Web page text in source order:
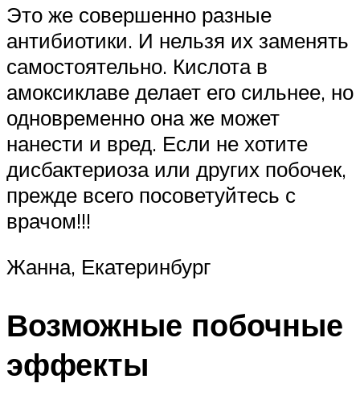
Это же совершенно разные
антибиотики. И нельзя их заменять
самостоятельно. Кислота в
амоксиклаве делает его сильнее, но
одновременно она же может
нанести и вред. Если не хотите
дисбактериоза или других побочек,
прежде всего посоветуйтесь с
врачом!!!
Жанна, Екатеринбург
Возможные побочные
эффекты